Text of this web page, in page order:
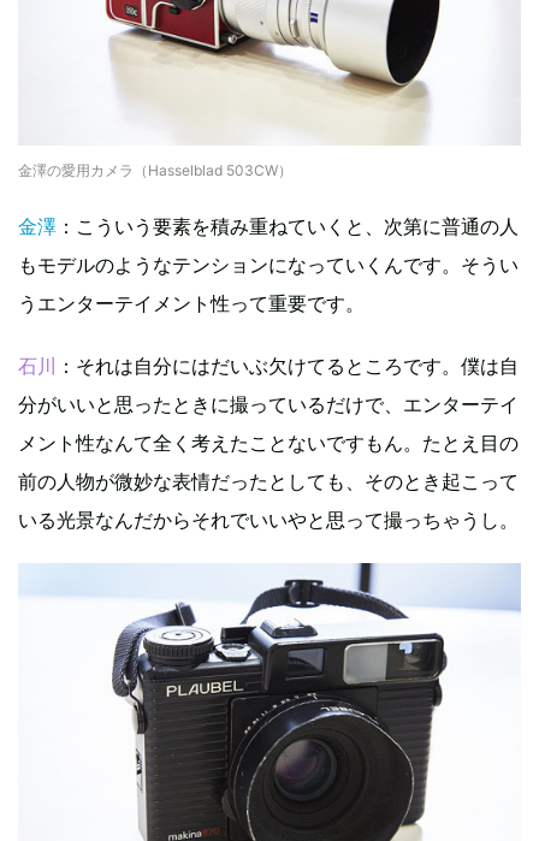
金澤の愛用カメラ（Hasselblad 503CW）
金澤 ：こういう要素を積み重ねていくと、次第に普通の人
もモデルのようなテンションになっていくんです。そうい
うエンターテイメント性って重要です。
石川 ：それは自分にはだいぶ欠けてるところです。僕は自
分がいいと思ったときに撮っているだけで、エンターテイ
メント性なんて全く考えたことないですもん。たとえ目の
前の人物が微妙な表情だったとしても、そのとき起こって
いる光景なんだからそれでいいやと思って撮っちゃうし。